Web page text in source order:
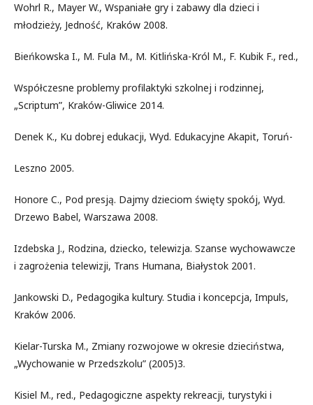
Wohrl R., Mayer W., Wspaniałe gry i zabawy dla dzieci i
młodzieży, Jedność, Kraków 2008.
Bieńkowska I., M. Fula M., M. Kitlińska-Król M., F. Kubik F., red.,
Współczesne problemy profilaktyki szkolnej i rodzinnej,
„Scriptum”, Kraków-Gliwice 2014.
Denek K., Ku dobrej edukacji, Wyd. Edukacyjne Akapit, Toruń-
Leszno 2005.
Honore C., Pod presją. Dajmy dzieciom święty spokój, Wyd.
Drzewo Babel, Warszawa 2008.
Izdebska J., Rodzina, dziecko, telewizja. Szanse wychowawcze
i zagrożenia telewizji, Trans Humana, Białystok 2001.
Jankowski D., Pedagogika kultury. Studia i koncepcja, Impuls,
Kraków 2006.
Kielar-Turska M., Zmiany rozwojowe w okresie dzieciństwa,
„Wychowanie w Przedszkolu” (2005)3.
Kisiel M., red., Pedagogiczne aspekty rekreacji, turystyki i